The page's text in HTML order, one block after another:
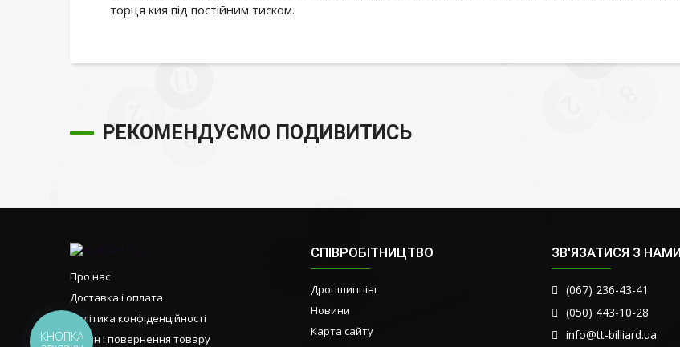
торця кия під постійним тиском.
РЕКОМЕНДУЄМО ПОДИВИТИСЬ
Про нас
Доставка і оплата
Політика конфіденційності
Обмін і повернення товару
СПІВРОБІТНИЦТВО
Дропшиппінг
Новини
Карта сайту
ЗВ'ЯЗАТИСЯ З НАМИ
(067) 236-43-41
(050) 443-10-28
info@tt-billiard.ua
КНОПКА